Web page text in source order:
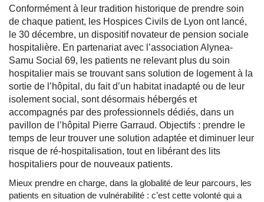
Conformément à leur tradition historique de prendre soin
de chaque patient, les Hospices Civils de Lyon ont lancé,
le 30 décembre, un dispositif novateur de pension sociale
hospitalière. En partenariat avec l’association Alynea-
Samu Social 69, les patients ne relevant plus du soin
hospitalier mais se trouvant sans solution de logement à la
sortie de l’hôpital, du fait d’un habitat inadapté ou de leur
isolement social, sont désormais hébergés et
accompagnés par des professionnels dédiés, dans un
pavillon de l’hôpital Pierre Garraud. Objectifs : prendre le
temps de leur trouver une solution adaptée et diminuer leur
risque de ré-hospitalisation, tout en libérant des lits
hospitaliers pour de nouveaux patients.
Mieux prendre en charge, dans la globalité de leur parcours, les
patients en situation de vulnérabilité : c’est cette volonté qui a